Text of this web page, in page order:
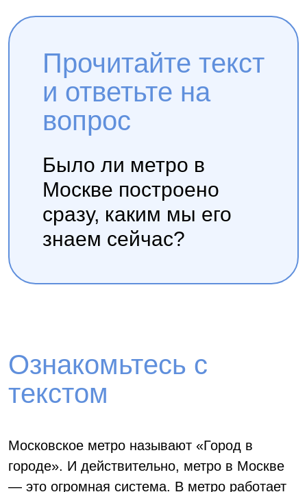
Прочитайте текст
и ответьте на
вопрос
Было ли метро в
Москве построено
сразу, каким мы его
знаем сейчас?
Ознакомьтесь с
текстом
Московское метро называют «Город в
городе». И действительно, метро в Москве
— это огромная система. В метро работает